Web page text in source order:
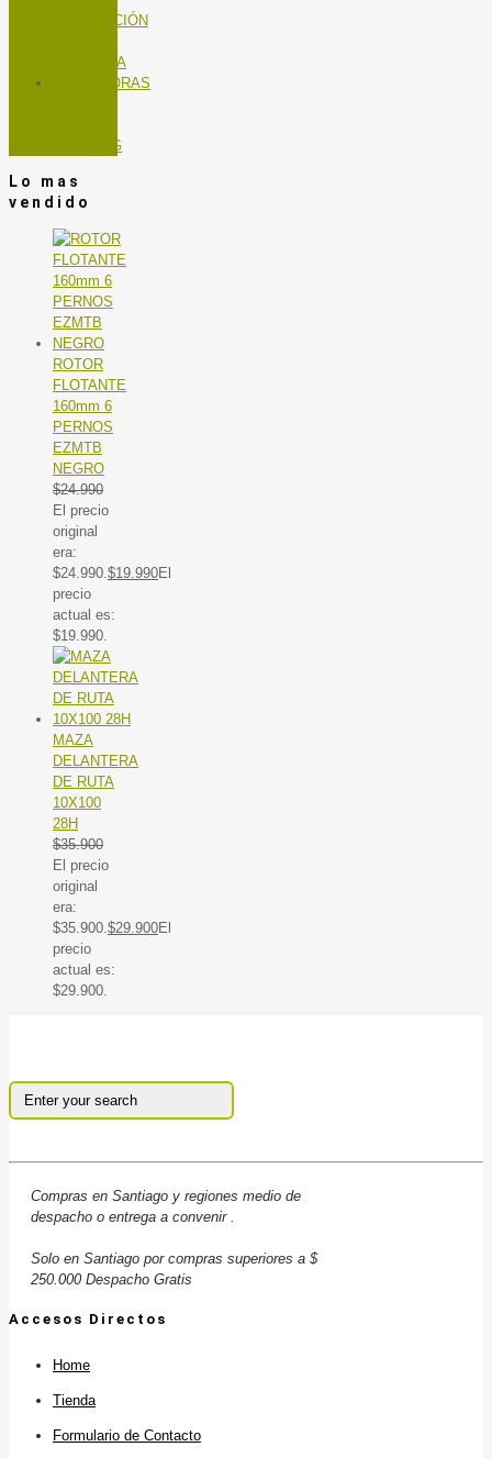
MANTENCIÓN
BICICLETA
TROTADORAS
SPINNING
Lo mas
vendido
ROTOR
FLOTANTE
160mm 6
PERNOS
EZMTB
NEGRO
$24.990
El precio
original
era:
$24.990. $19.990El
precio
actual es:
$19.990.
MAZA
DELANTERA
DE RUTA
10X100
28H
$35.900
El precio
original
era:
$35.900. $29.900El
precio
actual es:
$29.900.
Compras en Santiago y regiones medio de
despacho o entrega a convenir .
Solo en Santiago por compras superiores a $
250.000 Despacho Gratis
Accesos Directos
Home
Tienda
Formulario de Contacto